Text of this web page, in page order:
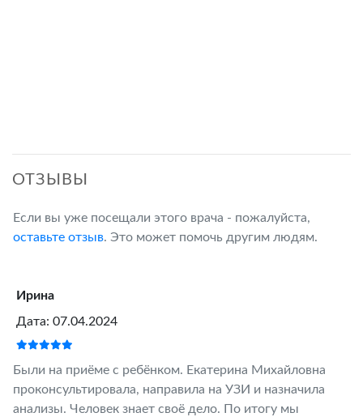
ОТЗЫВЫ
Если вы уже посещали этого врача - пожалуйста,
оставьте отзыв. Это может помочь другим людям.
Ирина
Дата: 07.04.2024
Были на приёме с ребёнком. Екатерина Михайловна
проконсультировала, направила на УЗИ и назначила
анализы. Человек знает своё дело. По итогу мы